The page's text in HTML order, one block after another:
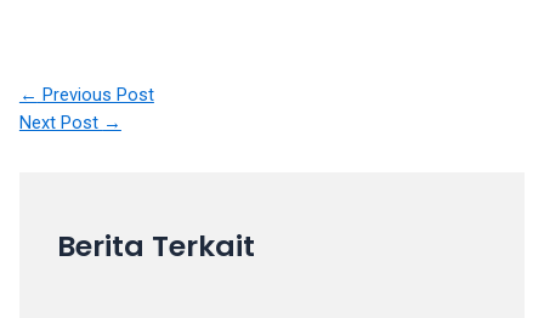
anal,
big
Post
navigation
← Previous Post
Next Post →
Berita Terkait